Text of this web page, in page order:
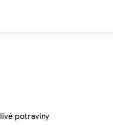
potraviny